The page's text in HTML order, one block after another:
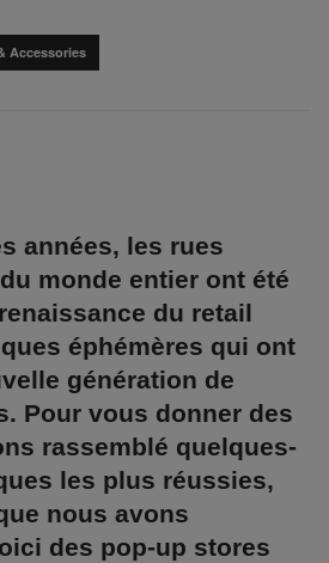
Accessories
années, les rues
monde entier ont été
du retail
éphémères qui ont
génération de
Pour vous donner des
rassemblé quelques-
les plus réussies,
nous avons
des pop-up stores